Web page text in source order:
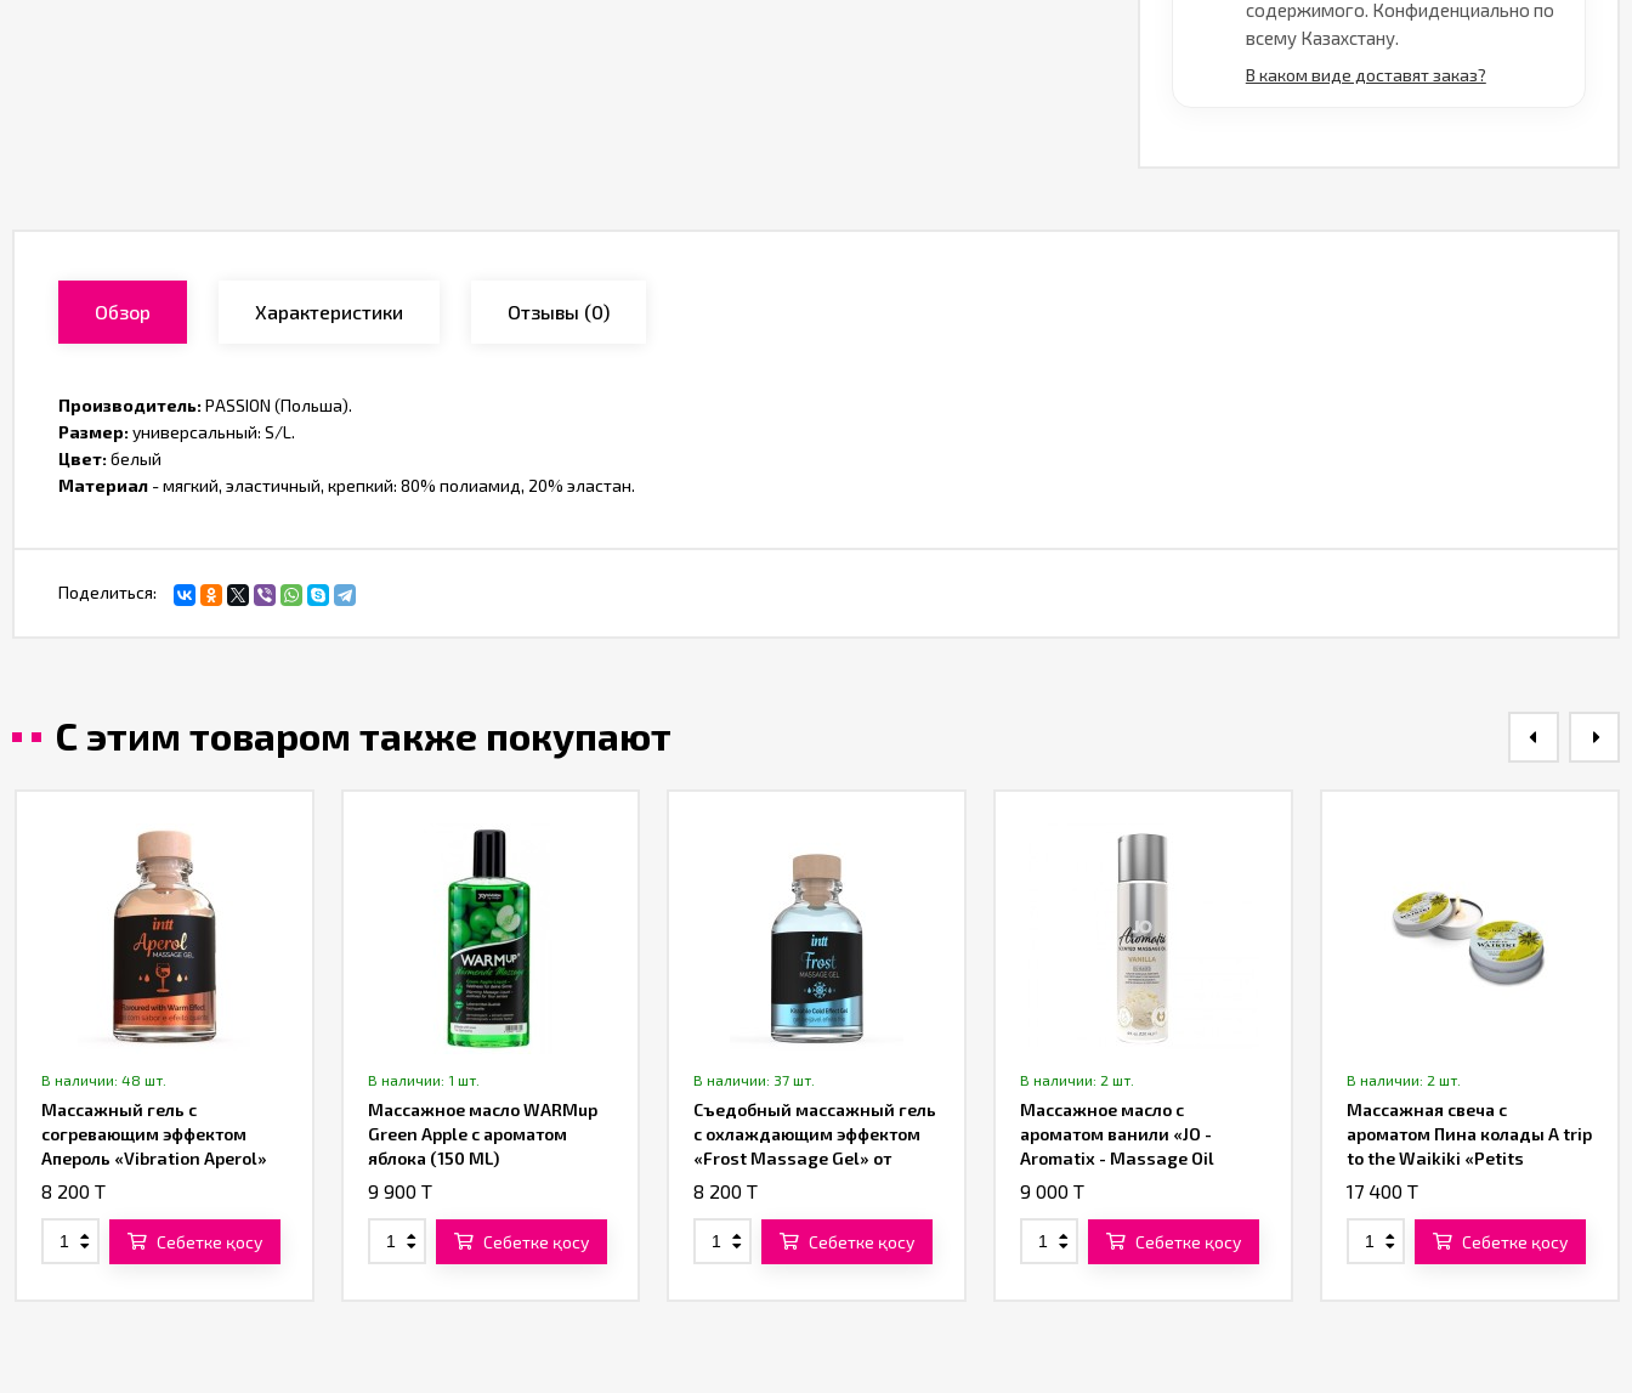
содержимого. Конфиденциально по
всему Казахстану.
В каком виде доставят заказ?
Обзор Характеристики Отзывы (0)
Производитель:PASSION (Польша).
Размер:универсальный: S/L.
Цвет:белый
Материал - мягкий, эластичный, крепкий: 80% полиамид, 20% эластан.
Поделиться:
С этим товаром также покупают
В наличии: 48 шт.
Массажный гель с
согревающим эффектом
Апероль «Vibration Aperol»
от «Intt» (30 ML)
8 200 T
Себетке қосу
В наличии: 1 шт.
Массажное масло WARMup
Green Apple с ароматом
яблока (150 ML)
9 900 T
Себетке қосу
В наличии: 37 шт.
Съедобный массажный гель
с охлаждающим эффектом
«Frost Massage Gel» от
«Intt» (30 ML)
8 200 T
Себетке қосу
В наличии: 2 шт.
Массажное масло с
ароматом ванили «JO -
Aromatix - Massage Oil
Chocolate » от «System JO»
9 000 T
Себетке қосу
В наличии: 2 шт.
Массажная свеча с
ароматом Пина колады A trip
to the Waikiki «Petits
Joujoux» от «Mystim» 120 ML
17 400 T
Себетке қосу